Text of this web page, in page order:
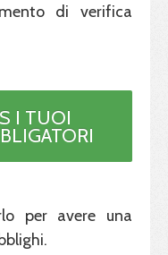
di verifica
I TUOI
per avere una